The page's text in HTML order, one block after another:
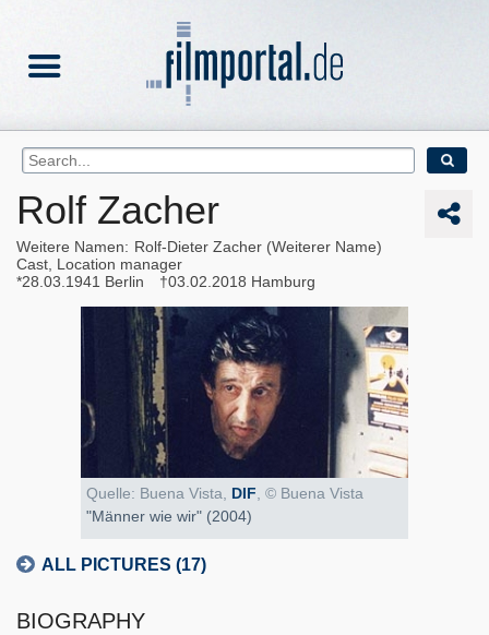
Rolf Zacher
Weitere Namen
Rolf-Dieter Zacher (Weiterer Name)
Cast, Location manager
28.03.1941 Berlin 03.02.2018 Hamburg
Quelle: Buena Vista, DIF , © Buena Vista
"Männer wie wir" (2004)
ALL PICTURES (17)
BIOGRAPHY